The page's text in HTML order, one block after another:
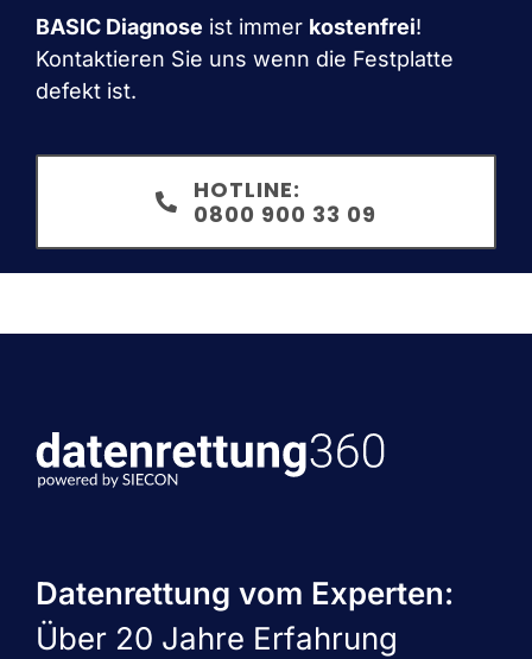
BASIC Diagnose ist immer kostenfrei!
Kontaktieren Sie uns wenn die Festplatte
defekt ist.
HOTLINE:
0800 900 33 09
Datenrettung vom Experten:
Über 20 Jahre Erfahrung